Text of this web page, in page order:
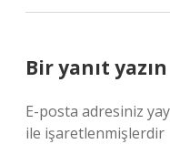
Bir yanıt yazın
E-posta adresiniz
ile işaretlenmişlerdir